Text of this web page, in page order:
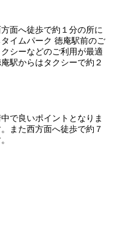
面へ徒歩で約１分の所に
イムパーク 徳庵駅前のご
シーなどのご利用が最適
駅からはタクシーで約２
で良いポイントとなりま
また西方面へ徒歩で約７